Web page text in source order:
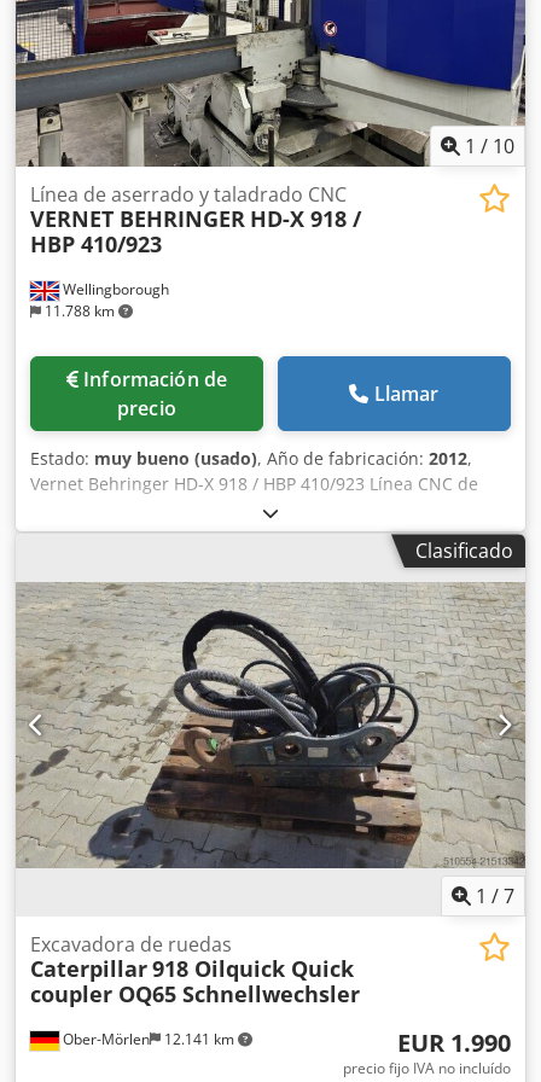
1 / 10
Wellingborough
11.788 km
Línea de aserrado y taladrado CNC
VERNET BEHRINGER HD-X 918 /
HBP 410/923
Información de
precio
Llamar
Estado: muy bueno (usado), Año de fabricación: 2012,
Vernet Behringer HD-X 918 / HBP 410/923 Línea CNC de
aserrado y taladrado – Año 2012. Sistema dividido. 3
husillos. Cambio automático de herramientas. Entrada de
24 metros. Salida de 18 metros. Sistema de medición con
alimentación por pinza. Chsdex Ruudjpfx Aizsa
Transferencias transversales de entrada y salida.
Clasificado
1 /7
Ober-Mörlen 12.141 km
Excavadora de ruedas
Caterpillar918 Oilquick Quick
coupler OQ65 Schnellwechsler
EUR 1.990
precio fijo IVA no incluído